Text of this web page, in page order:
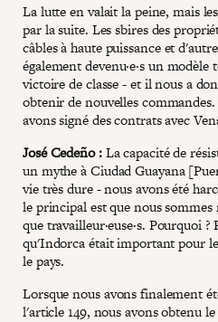
La lutte en valait la peine, mais
par la suite. Les sbires des
câbles à haute puissance et
également devenu·e·s un
victoire de classe - et il nous a
obtenir de nouvelles
avons signé des contrats avec
José Cedeño :La capacité de
un mythe à Ciudad Guayana
vie très dure - nous avons été
le principal est que nous sommes
que travailleur·euse·s. Pourquoi
qu'Indorca était important pour
le pays.
Lorsque nous avons finalement
l'article 149, nous avons obtenu